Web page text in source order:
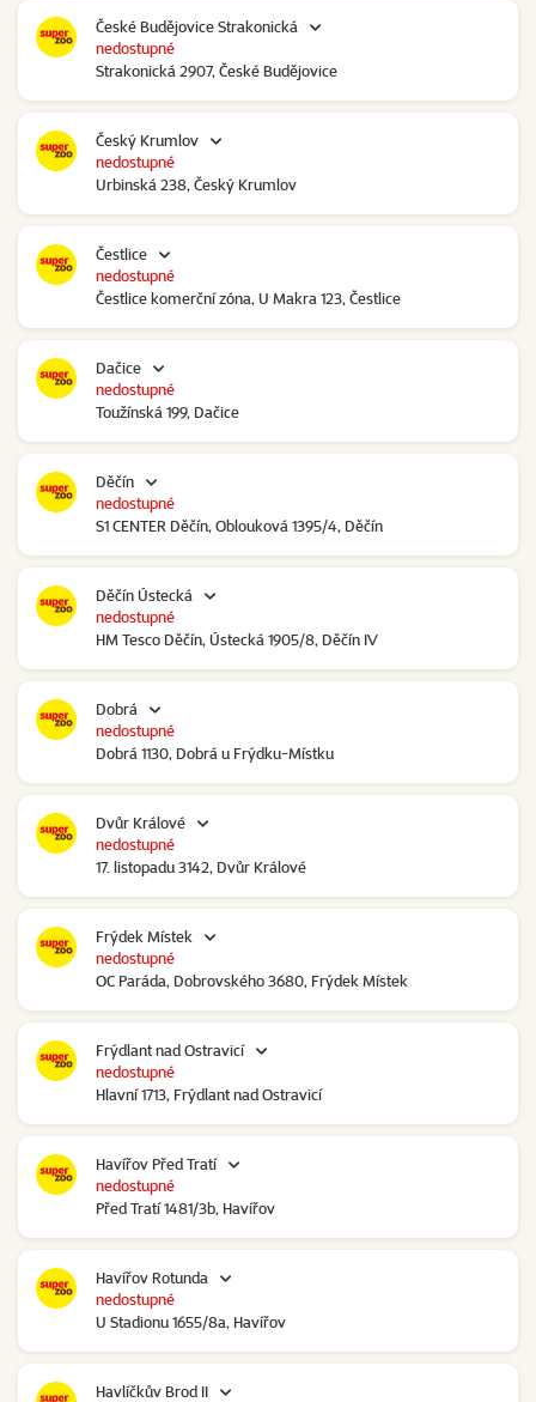
České Budějovice Strakonická
Strakonická 2907, České Budějovice
nedostupné
Český Krumlov
Urbinská 238, Český Krumlov
nedostupné
Čestlice
Čestlice komerční zóna, U Makra 123, Čestlice
nedostupné
Dačice
Toužínská 199, Dačice
nedostupné
Děčín
S1 CENTER Děčín, Oblouková 1395/4, Děčín
nedostupné
Děčín Ústecká
HM Tesco Děčín, Ústecká 1905/8, Děčín IV
nedostupné
Dobrá
Dobrá 1130, Dobrá u Frýdku-Místku
nedostupné
Dvůr Králové
17. listopadu 3142, Dvůr Králové
nedostupné
Frýdek Místek
OC Paráda, Dobrovského 3680, Frýdek Místek
nedostupné
Frýdlant nad Ostravicí
Hlavní 1713, Frýdlant nad Ostravicí
nedostupné
Havířov Před Tratí
Před Tratí 1481/3b, Havířov
nedostupné
Havířov Rotunda
U Stadionu 1655/8a, Havířov
nedostupné
Havlíčkův Brod II